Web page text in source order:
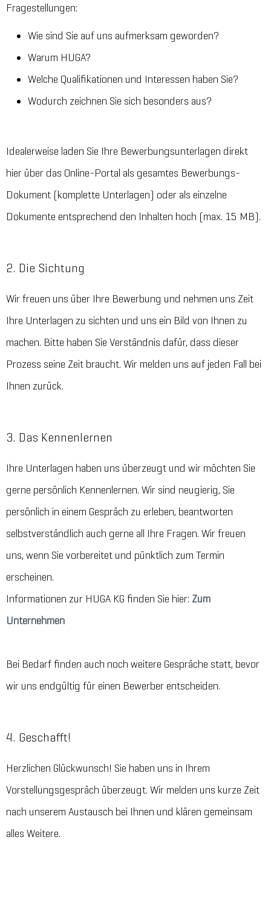
Fragestellungen:
Wie sind Sie auf uns aufmerksam geworden?
Warum HUGA?
Welche Qualifikationen und Interessen haben Sie?
Wodurch zeichnen Sie sich besonders aus?
Idealerweise laden Sie Ihre Bewerbungsunterlagen direkt
hier über das Online-Portal als gesamtes Bewerbungs-
Dokument (komplette Unterlagen) oder als einzelne
Dokumente entsprechend den Inhalten hoch (max. 15 MB).
2. Die Sichtung
Wir freuen uns über Ihre Bewerbung und nehmen uns Zeit
Ihre Unterlagen zu sichten und uns ein Bild von Ihnen zu
machen. Bitte haben Sie Verständnis dafür, dass dieser
Prozess seine Zeit braucht. Wir melden uns auf jeden Fall bei
Ihnen zurück.
3. Das Kennenlernen
Ihre Unterlagen haben uns überzeugt und wir möchten Sie
gerne persönlich Kennenlernen. Wir sind neugierig, Sie
persönlich in einem Gespräch zu erleben, beantworten
selbstverständlich auch gerne all Ihre Fragen. Wir freuen
uns, wenn Sie vorbereitet und pünktlich zum Termin
erscheinen.
Informationen zur HUGA KG finden Sie hier: Zum
Unternehmen
Bei Bedarf finden auch noch weitere Gespräche statt, bevor
wir uns endgültig für einen Bewerber entscheiden.
4. Geschafft!
Herzlichen Glückwunsch! Sie haben uns in Ihrem
Vorstellungsgespräch überzeugt. Wir melden uns kurze Zeit
nach unserem Austausch bei Ihnen und klären gemeinsam
alles Weitere.